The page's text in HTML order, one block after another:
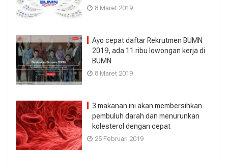
8 Maret 2019
Ayo cepat daftar Rekrutmen BUMN
2019, ada 11 ribu lowongan kerja di
BUMN
8 Maret 2019
3 makanan ini akan membersihkan
pembuluh darah dan menurunkan
kolesterol dengan cepat
25 Februari 2019